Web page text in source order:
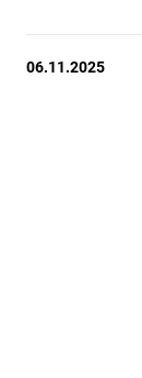
06.11.2025